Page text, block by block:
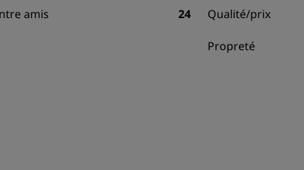
amis 24 Qualité/prix
Propreté